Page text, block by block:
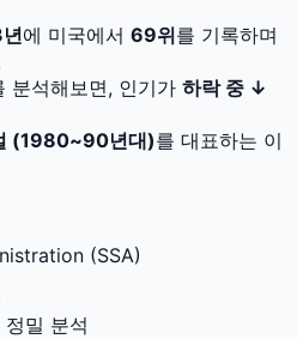
년에 미국에서 69위를 기록하며
분석해보면, 인기가 하락 중 ↓
(1980~90년대)를 대표하는 이
(SSA)
밀 분석